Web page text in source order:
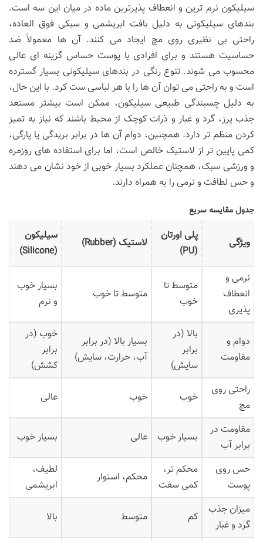
سیلیکون نرم ترین و انعطاف پذیرترین ماده در میان این سه است.
بندهای سیلیکونی به دلیل بافت ابریشمی و سبکی فوق العاده،
راحتی بی نظیری روی مچ ایجاد می کنند. آن ها معمولاً ضد
حساسیت هستند و برای افرادی با پوست حساس گزینه ای عالی
محسوب می شوند. تنوع رنگی در بندهای سیلیکونی بسیار گسترده
است و به راحتی می توان آن ها را با هر لباسی ست کرد. با این حال،
به دلیل چسبندگی طبیعی سیلیکون، ممکن است بیشتر مستعد
جذب پرز، گرد و غبار و ذرات کوچک از محیط باشند که نیاز به تمیز
کردن منظم تر دارد. همچنین، دوام آن ها در برابر بریدگی یا پارگی،
کمی پایین تر از لاستیک خالص است، اما برای استفاده های روزمره
و ورزشی سبک، همچنان عملکرد بسیار خوبی از خود نشان می دهند
و حس لطافت و نرمی را به همراه دارند.
جدول مقایسه سریع
ویژگی
پلی اورتان
(PU)
لاستیک (Rubber)
سیلیکون
(Silicone)
نرمی و
انعطاف
پذیری
متوسط تا
خوب
متوسط تا خوب
بسیار خوب
و نرم
دوام و
مقاومت
بالا (در
برابر
سایش)
بسیار بالا (در برابر
آب، حرارت، سایش)
خوب (در
برابر
کشش)
راحتی روی
مچ
خوب خوب عالی
مقاومت در
برابر آب
بسیار خوب عالی بسیار خوب
حس روی
پوست
محکم تر،
کمی سفت
محکم، استوار
لطیف،
ابریشمی
میزان جذب
گرد و غبار
کم متوسط بالا